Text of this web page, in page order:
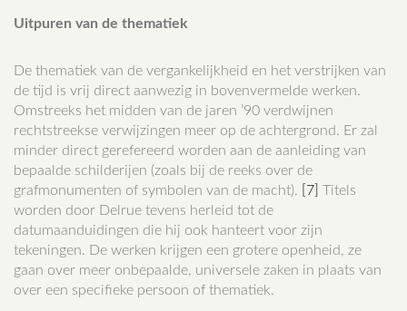
Uitpuren van de thematiek
De thematiek van de vergankelijkheid en het verstrijken van
de tijd is vrij direct aanwezig in bovenvermelde werken.
Omstreeks het midden van de jaren ’90 verdwijnen
rechtstreekse verwijzingen meer op de achtergrond. Er zal
minder direct gerefereerd worden aan de aanleiding van
bepaalde schilderijen (zoals bij de reeks over de
grafmonumenten of symbolen van de macht).
[7] Titels
worden door Delrue tevens herleid tot de
datumaanduidingen die hij ook hanteert voor zijn
tekeningen. De werken krijgen een grotere openheid, ze
gaan over meer onbepaalde, universele zaken in plaats van
over een specifieke persoon of thematiek.